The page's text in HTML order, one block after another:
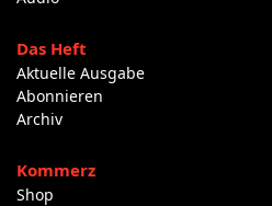
Das Heft
Aktuelle Ausgabe
Abonnieren
Archiv
Kommerz
Shop